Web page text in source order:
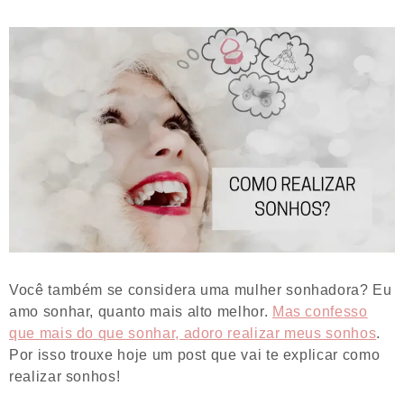
Você também se considera uma mulher sonhadora? Eu
amo sonhar, quanto mais alto melhor. Mas confesso
que mais do que sonhar, adoro realizar meus sonhos.
Por isso trouxe hoje um post que vai te explicar como
realizar sonhos!